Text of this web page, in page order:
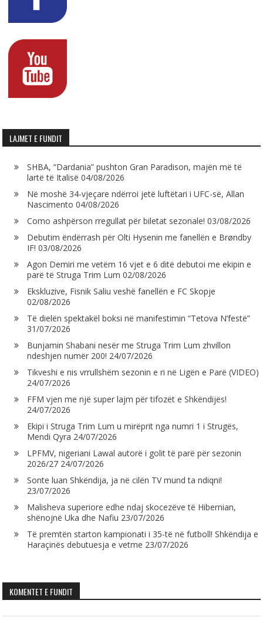
LAJMET E FUNDIT
SHBA, “Dardania” pushton Gran Paradison, majën më të
lartë të Italisë 04/08/2026
Në moshë 34-vjeçare ndërroi jetë luftëtari i UFC-së, Allan
Nascimento 04/08/2026
Como ashpërson rregullat për biletat sezonale! 03/08/2026
Debutim ëndërrash për Olti Hysenin me fanellën e Brøndby
IF! 03/08/2026
Agon Demiri me vetëm 16 vjet e 6 ditë debutoi me ekipin e
parë të Struga Trim Lum 02/08/2026
Ekskluzive, Fisnik Saliu veshë fanellën e FC Skopje
02/08/2026
Të dielën spektakël boksi në manifestimin “Tetova N’festë”
31/07/2026
Bunjamin Shabani nesër me Struga Trim Lum zhvillon
ndeshjen numër 200! 24/07/2026
Tikveshi e nis vrrullshëm sezonin e ri në Ligën e Parë (VIDEO)
24/07/2026
FFM vjen me një super lajm për tifozët e Shkëndijës!
24/07/2026
Ekipi i Struga Trim Lum u mirëprit nga numri 1 i Strugës,
Mendi Qyra 24/07/2026
LPFMV, nigeriani Lawal autorë i golit të parë për sezonin
2026/27 24/07/2026
Sonte luan Shkëndija, ja në cilën TV mund ta ndiqni!
23/07/2026
Malisheva superiore edhe ndaj skocezëve të Hibernian,
shënojnë Uka dhe Nafiu 23/07/2026
Të premtën starton kampionati i 35-të në futboll! Shkëndija e
Haraçinës debutuesja e vetme 23/07/2026
KOMENTET E FUNDIT